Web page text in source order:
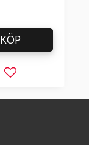
Lägg till i
KÖP